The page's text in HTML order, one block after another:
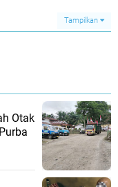
Tampilkan
Otak